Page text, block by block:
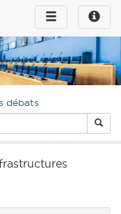
Toggle
infos
Toggle
navigation
débats